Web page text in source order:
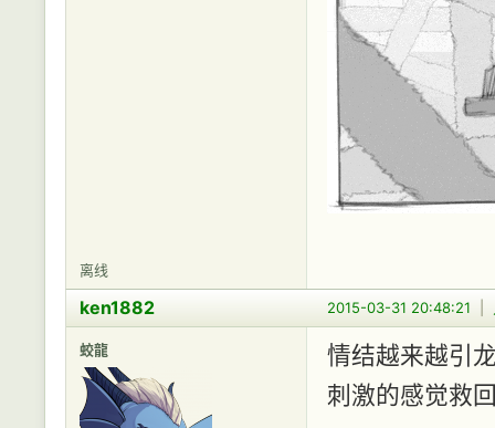
离线
2015-03-31 20:48:21
ken1882
蛟龍
情结越来越引
刺激的感觉救